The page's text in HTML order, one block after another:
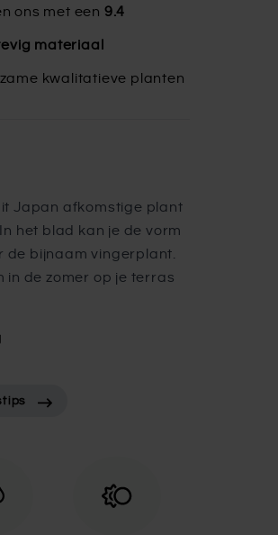
ons met een 9.4
materiaal
kwalitatieve planten
Japan afkomstige plant
het blad kan je de vorm
de bijnaam vingerplant.
in de zomer op je terras